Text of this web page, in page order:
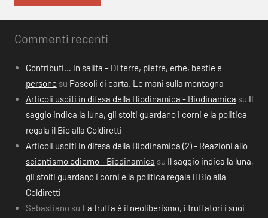
Commenti recenti
Contributi… in salita – Di terre, pietre, erbe, bestie e
persone su Pascoli di carta. Le mani sulla montagna
Articoli usciti in difesa della Biodinamica - Biodinamica su Il
saggio indica la luna, gli stolti guardano i corni e la politica
regala il Bio alla Coldiretti
Articoli usciti in difesa della Biodinamica (2) - Reazioni allo
scientismo odierno - Biodinamica su Il saggio indica la luna,
gli stolti guardano i corni e la politica regala il Bio alla
Coldiretti
Sebastiano su La truffa è il neoliberismo, i truffatori i suoi